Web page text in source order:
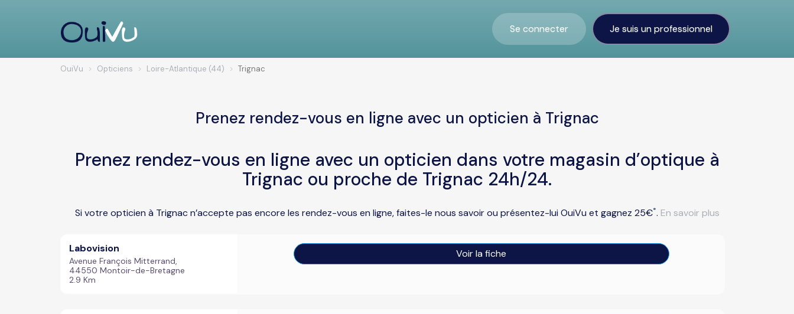
Se connecter Je suis un professionnel
OuiVu Opticiens Loire-Atlantique (44) Trignac
Prenez rendez-vous en ligne avec un opticien à Trignac
Prenez rendez-vous en ligne avec un opticien dans votre magasin d’optique à
Trignac ou proche de Trignac 24h/24.
Si votre opticien à Trignac n’accepte pas encore les rendez-vous en ligne, faites-le nous savoir ou présentez-lui OuiVu et gagnez 25€*. En savoir plus
Labovision
Avenue François Mitterrand,
44550 Montoir-de-Bretagne
2.9 Km
Voir la fiche